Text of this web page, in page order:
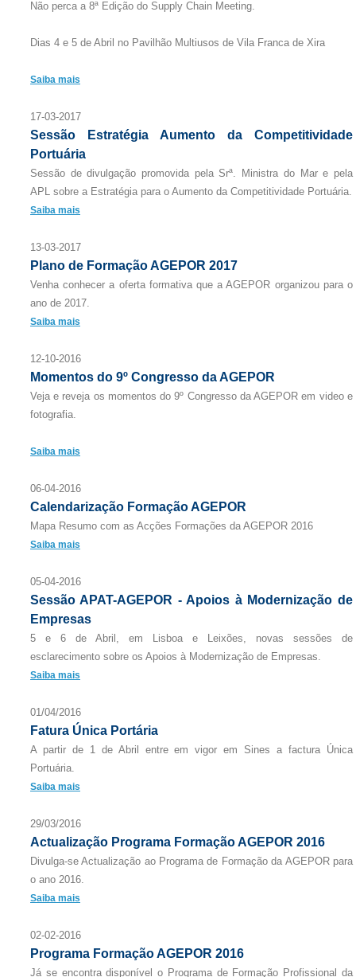
Não perca a 8ª Edição do Supply Chain Meeting.
Dias 4 e 5 de Abril no Pavilhão Multiusos de Vila Franca de Xira
Saiba mais
17-03-2017
Sessão Estratégia Aumento da Competitividade
Portuária
Sessão de divulgação promovida pela Srª. Ministra do Mar e pela
APL sobre a Estratégia para o Aumento da Competitividade Portuária.
Saiba mais
13-03-2017
Plano de Formação AGEPOR 2017
Venha conhecer a oferta formativa que a AGEPOR organizou para o
ano de 2017.
Saiba mais
12-10-2016
Momentos do 9º Congresso da AGEPOR
Veja e reveja os momentos do 9º Congresso da AGEPOR em video e
fotografia.
Saiba mais
06-04-2016
Calendarização Formação AGEPOR
Mapa Resumo com as Acções Formações da AGEPOR 2016
Saiba mais
05-04-2016
Sessão APAT-AGEPOR - Apoios à Modernização de
Empresas
5 e 6 de Abril, em Lisboa e Leixões, novas sessões de
esclarecimento sobre os Apoios à Modernização de Empresas.
Saiba mais
01/04/2016
Fatura Única Portária
A partir de 1 de Abril entre em vigor em Sines a factura Única
Portuária.
Saiba mais
29/03/2016
Actualização Programa Formação AGEPOR 2016
Divulga-se Actualização ao Programa de Formação da AGEPOR para
o ano 2016.
Saiba mais
02-02-2016
Programa Formação AGEPOR 2016
Já se encontra disponível o Programa de Formação Profissional da